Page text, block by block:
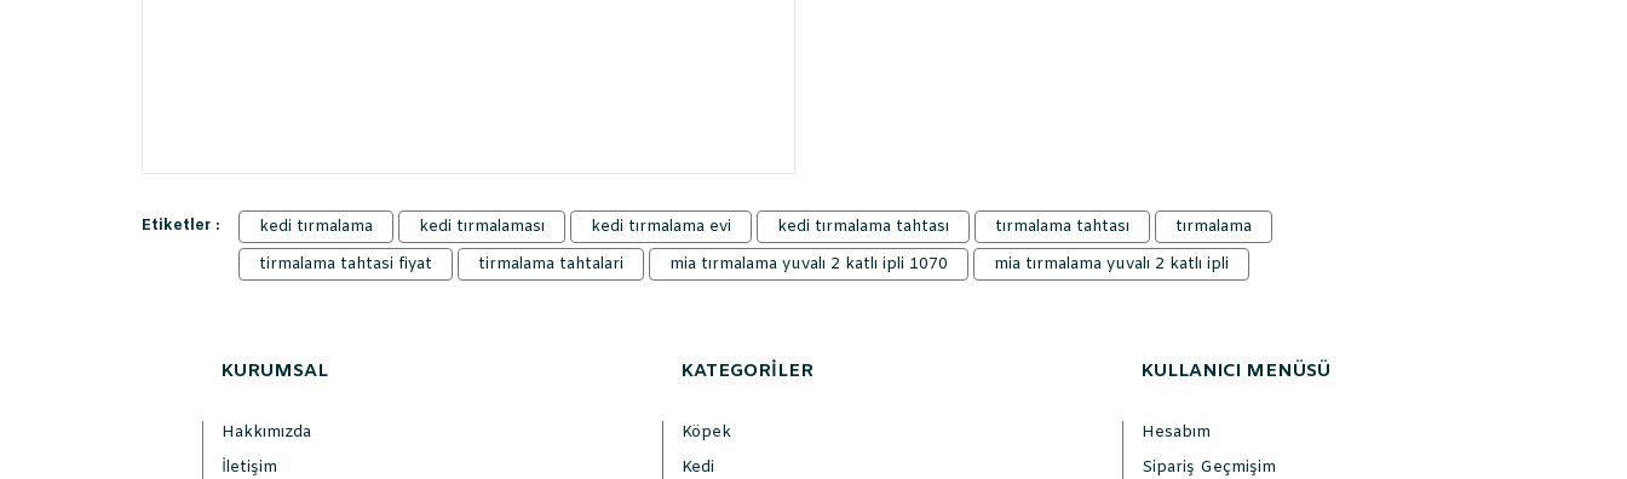
Etiketler : kedi tırmalama kedi tırmalaması kedi tırmalama evi kedi tırmalama tahtası tırmalama tahtası
tırmalama
tirmalama tahtasi fiyat
tirmalama tahtalari mia tırmalama yuvalı 2 katlı ipli 1070 mia tırmalama yuvalı 2 katlı ipli
KURUMSAL
Hakkımızda
İletişim
KATEGORİLER
Köpek
Kedi
KULLANICI MENÜSÜ
Hesabım
Sipariş Geçmişim